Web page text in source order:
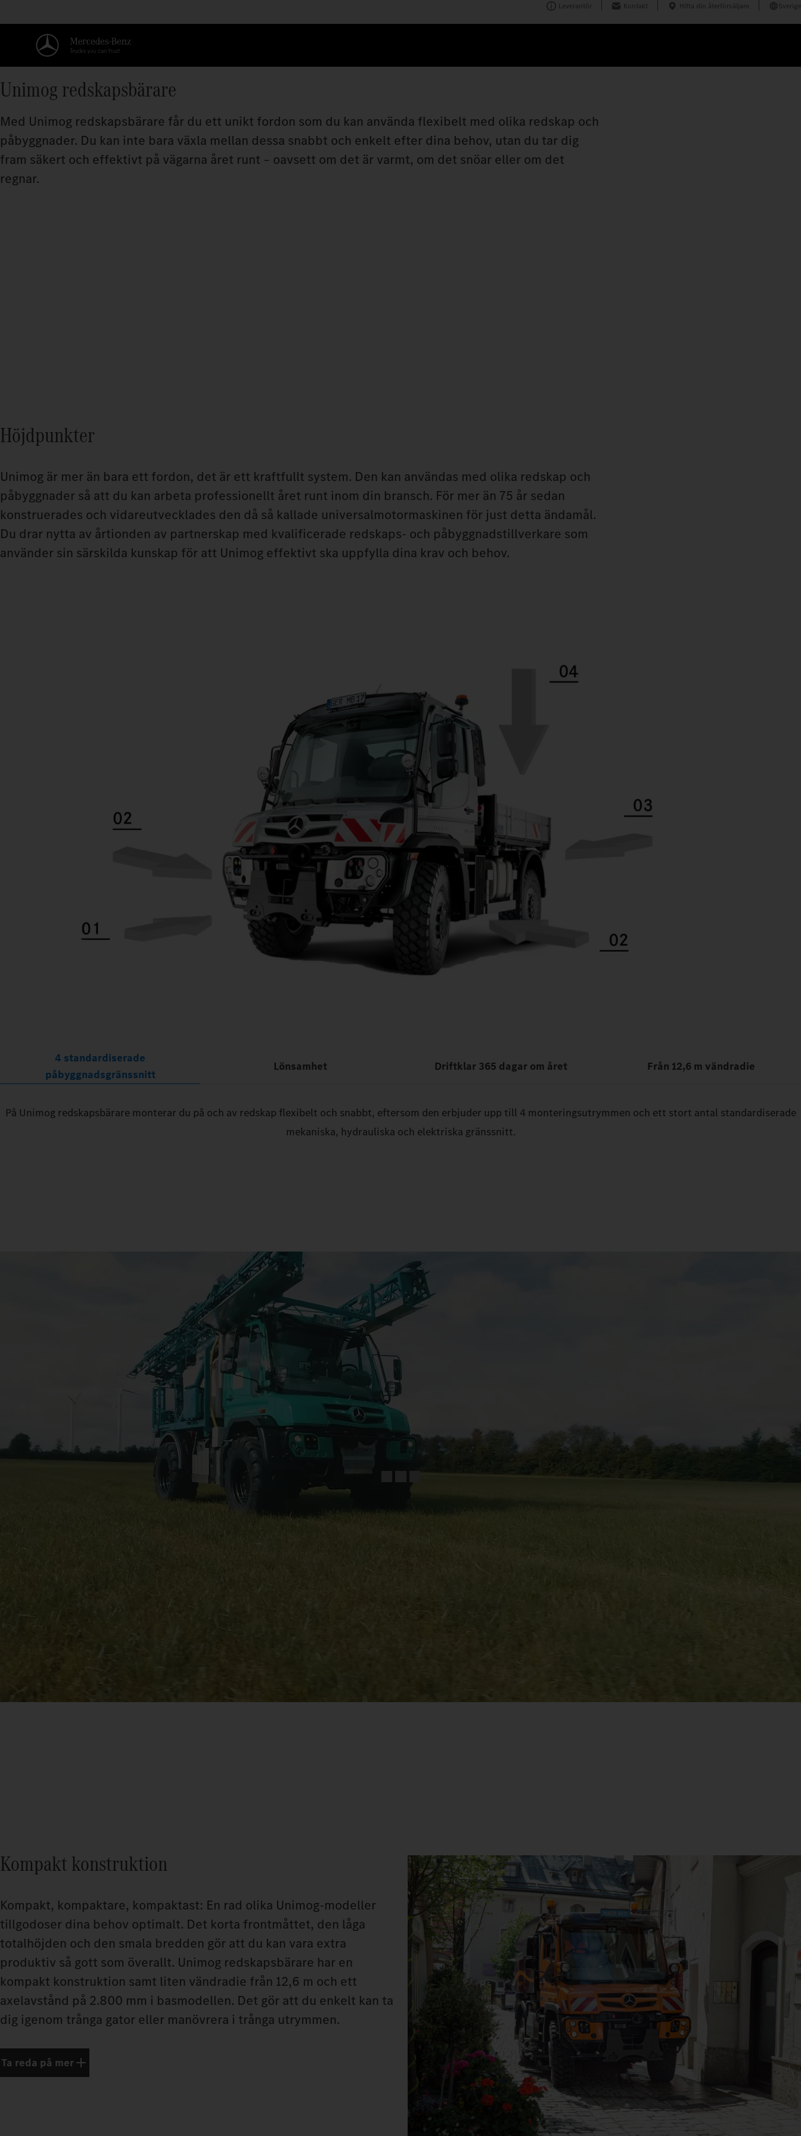
Leverantör Kontakt Hitta din återförsäljare Sverige
Unimog redskapsbärare
Med Unimog redskapsbärare får du ett unikt fordon som du kan använda flexibelt med olika redskap och
påbyggnader. Du kan inte bara växla mellan dessa snabbt och enkelt efter dina behov, utan du tar dig
fram säkert och effektivt på vägarna året runt – oavsett om det är varmt, om det snöar eller om det
regnar.
Höjdpunkter
Unimog är mer än bara ett fordon, det är ett kraftfullt system. Den kan användas med olika redskap och
påbyggnader så att du kan arbeta professionellt året runt inom din bransch. För mer än 75 år sedan
konstruerades och vidareutvecklades den då så kallade universalmotormaskinen för just detta ändamål.
Du drar nytta av årtionden av partnerskap med kvalificerade redskaps- och påbyggnadstillverkare som
använder sin särskilda kunskap för att Unimog effektivt ska uppfylla dina krav och behov.
4 standardiserade
påbyggnadsgränssnitt
Lönsamhet Driftklar 365 dagar om året Från 12,6 m vändradie
På Unimog redskapsbärare monterar du på och av redskap flexibelt och snabbt, eftersom den erbjuder upp till 4 monteringsutrymmen och ett stort antal standardiserade
mekaniska, hydrauliska och elektriska gränssnitt.
Kompakt konstruktion
Kompakt, kompaktare, kompaktast: En rad olika Unimog-modeller
tillgodoser dina behov optimalt. Det korta frontmåttet, den låga
totalhöjden och den smala bredden gör att du kan vara extra
produktiv så gott som överallt. Unimog redskapsbärare har en
kompakt konstruktion samt liten vändradie från 12,6 m och ett
axelavstånd på 2.800 mm i basmodellen. Det gör att du enkelt kan ta
dig igenom trånga gator eller manövrera i trånga utrymmen.
Ta reda på mer